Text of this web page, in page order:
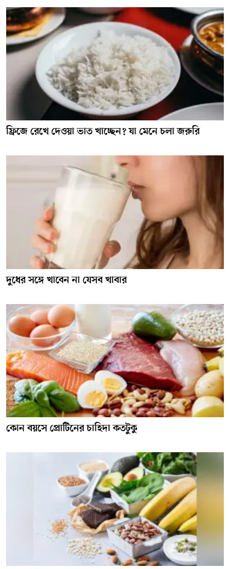
ফ্রিজে রেখে দেওয়া ভাত খাচ্ছেন? যা মেনে চলা জরুরি
দুধের সঙ্গে খাবেন না যেসব খাবার
কোন বয়সে প্রোটিনের চাহিদা কতটুকু